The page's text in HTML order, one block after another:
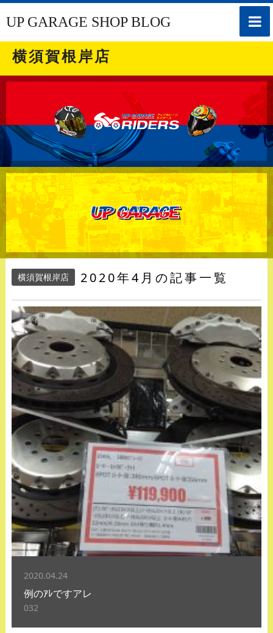
toggle
UP GARAGE SHOP BLOG
横須賀根岸店
横須賀根岸店 2020年4月の記事一覧
2020.04.24
例のｱﾚですアレ
032